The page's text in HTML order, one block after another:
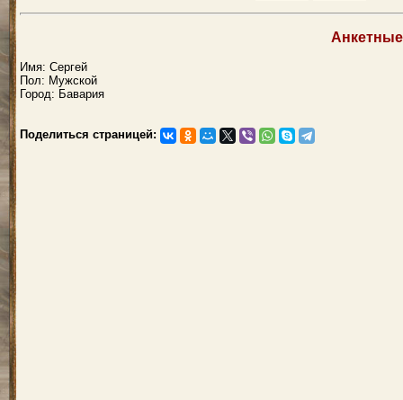
Имя: Сергей
Пол: Мужской
Город: Бавария
Поделиться страницей: